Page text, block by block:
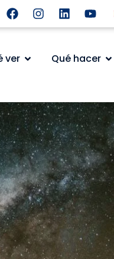
ver Qué hacer